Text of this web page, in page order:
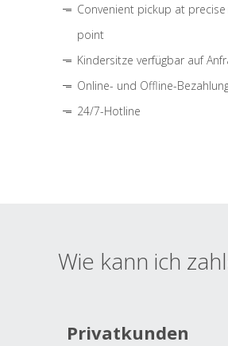
Convenient pickup at
point
Kindersitze verfügbar auf
Online- und Offline-
24/7-Hotline
Wie kann ich
Privatkunden